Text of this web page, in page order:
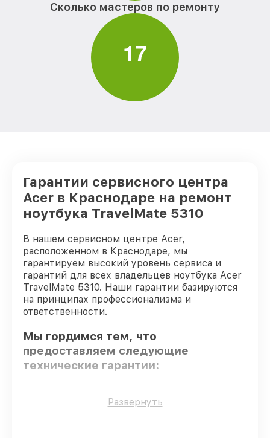
Сколько мастеров по ремонту
17
Гарантии сервисного центра
Acer в Краснодаре на ремонт
ноутбука TravelMate 5310
В нашем сервисном центре Acer,
расположенном в Краснодаре, мы
гарантируем высокий уровень сервиса и
гарантий для всех владельцев ноутбука Acer
TravelMate 5310. Наши гарантии базируются
на принципах профессионализма и
ответственности.
Мы гордимся тем, что
предоставляем следующие
технические гарантии:
Использование оригинальных
Развернуть